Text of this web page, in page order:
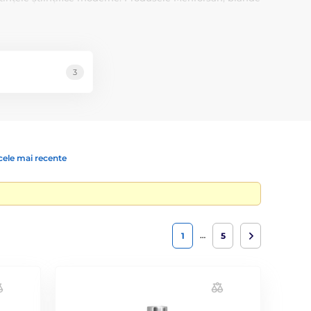
3
mai recente
1 … 5